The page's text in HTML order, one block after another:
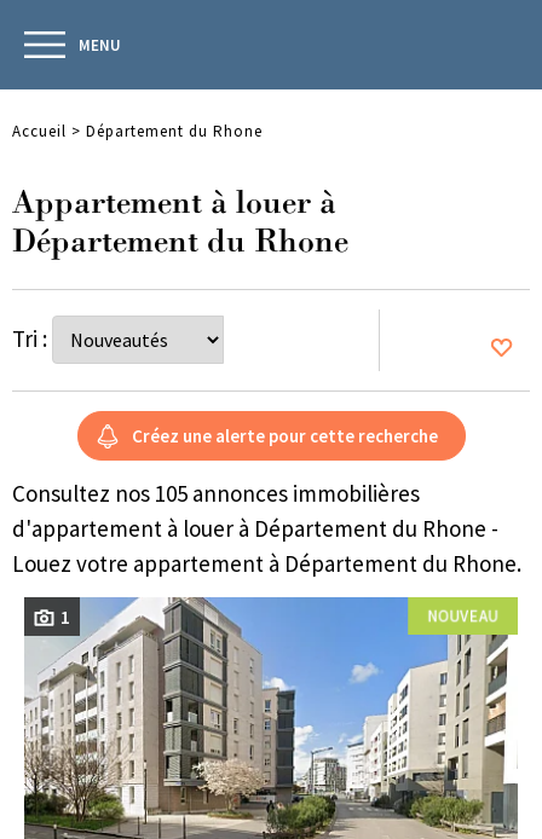
MENU
Accueil > Département du Rhone
Appartement à louer à
Département du Rhone
Tri :
Consultez nos 105 annonces immobilières
d'appartement à louer à Département du Rhone -
Louez votre appartement à Département du Rhone.
1